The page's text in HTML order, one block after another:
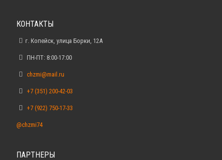
КОНТАКТЫ
г. Копейск, улица Борки, 12А
ПН-ПТ: 8:00-17:00
chzmi@mail.ru
+7 (351) 200-42-03
+7 (922) 750-17-33
@chzmi74
ПАРТНЕРЫ